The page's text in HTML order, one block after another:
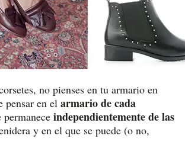
no pienses en tu armario en
pensar en el armario de cada
independientemente de las
y en el que se puede (o no,